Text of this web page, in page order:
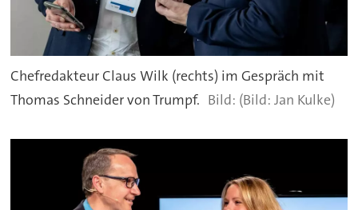
Chefredakteur Claus Wilk (rechts) im Gespräch mit
Thomas Schneider von Trumpf.
(Bild: Jan Kulke)